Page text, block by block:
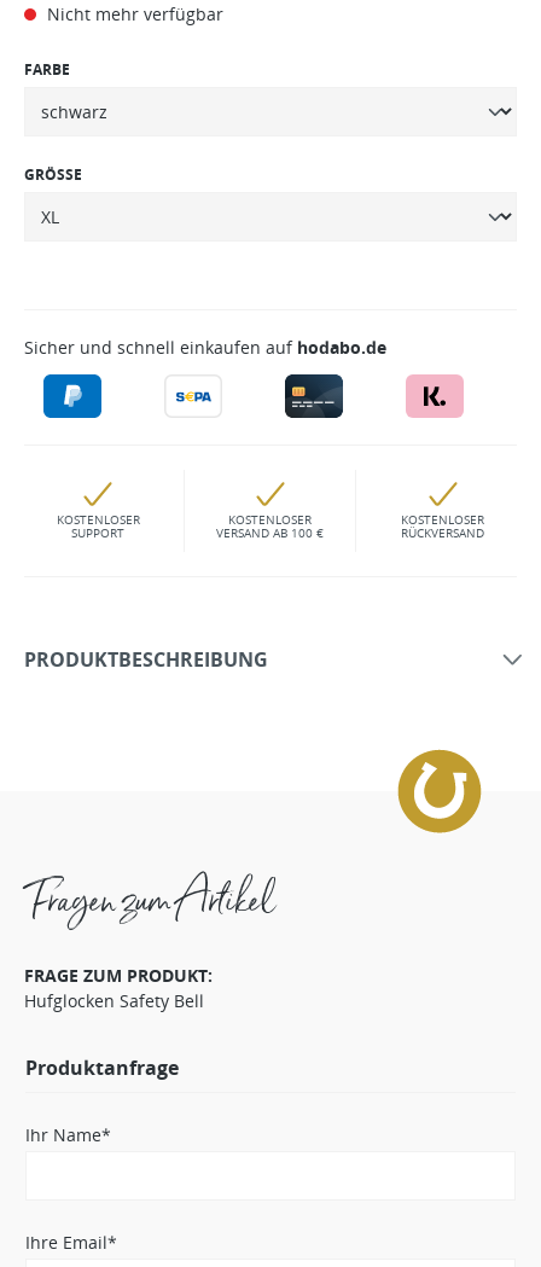
Nicht mehr verfügbar
FARBE
GRÖSSE
Sicher und schnell einkaufen auf hodabo.de
KOSTENLOSER
SUPPORT
KOSTENLOSER
VERSAND AB 100 €
KOSTENLOSER
RÜCKVERSAND
PRODUKTBESCHREIBUNG
Fragen zum Artikel
FRAGE ZUM PRODUKT:
Hufglocken Safety Bell
Produktanfrage
Ihr Name*
Ihre Email*